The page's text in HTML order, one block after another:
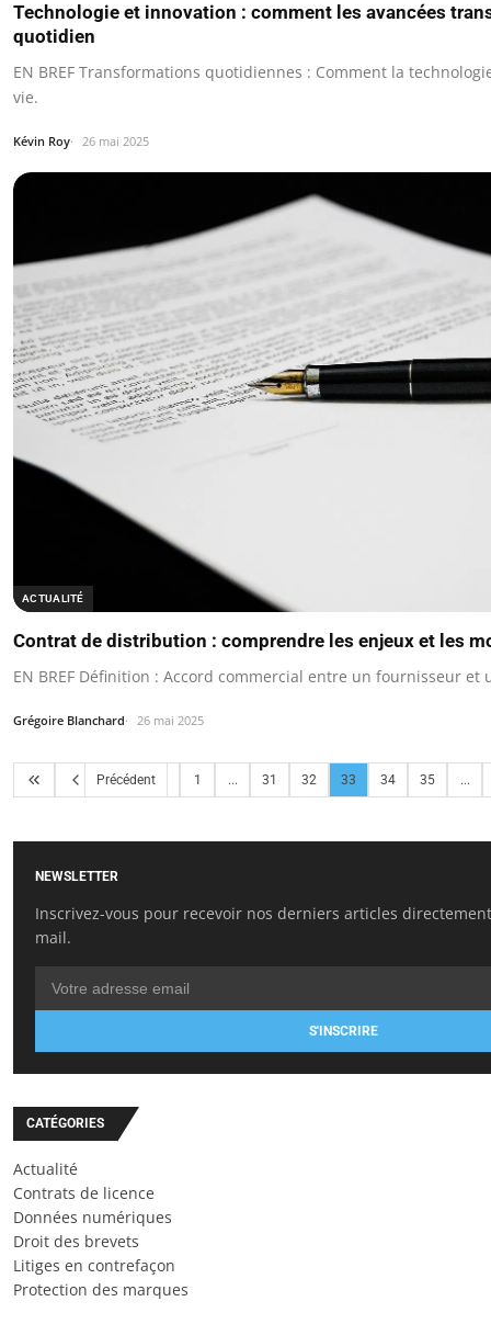
Technologie et innovation : comment les avancées
quotidien
EN BREF Transformations quotidiennes : Comment la
vie.
Kévin Roy 26 mai 2025
ACTUALITÉ
Contrat de distribution : comprendre les enjeux et les
EN BREF Définition : Accord commercial entre un fournisseur
Grégoire Blanchard 26 mai 2025
Précédent 1 ... 31 32 33 34 35 ...
NEWSLETTER
Inscrivez-vous pour recevoir nos derniers articles
mail.
S'INSCRIRE
CATÉGORIES
Actualité
Contrats de licence
Données numériques
Droit des brevets
Litiges en contrefaçon
Protection des marques